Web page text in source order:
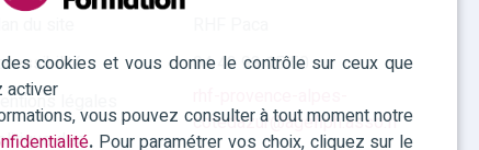
cookies et vous donne le contrôle sur ceux que
activer
vous pouvez consulter à tout moment notre
. Pour paramétrer vos choix, cliquez sur le
légales
des
04 42 93 15 50
cotedazur@agefiph.asso.fr